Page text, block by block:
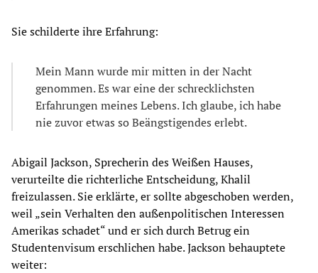
Sie schilderte ihre Erfahrung:
Mein Mann wurde mir mitten in der Nacht
genommen. Es war eine der schrecklichsten
Erfahrungen meines Lebens. Ich glaube, ich habe
nie zuvor etwas so Beängstigendes erlebt.
Abigail Jackson, Sprecherin des Weißen Hauses,
verurteilte die richterliche Entscheidung, Khalil
freizulassen. Sie erklärte, er sollte abgeschoben werden,
weil „sein Verhalten den außenpolitischen Interessen
Amerikas schadet“ und er sich durch Betrug ein
Studentenvisum erschlichen habe. Jackson behauptete
weiter: